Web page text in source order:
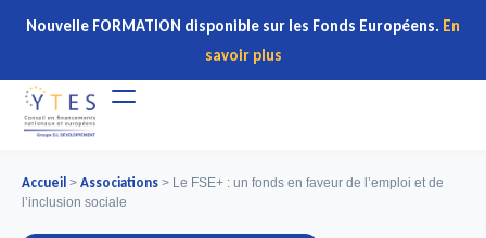
Nouvelle FORMATION disponible sur les Fonds Européens. En
savoir plus
Accueil > Associations > Le FSE+ : un fonds en faveur de l’emploi et de
l’inclusion sociale